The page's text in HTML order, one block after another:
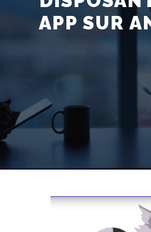
APP SUR